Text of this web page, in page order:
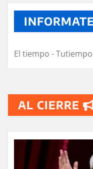
El tiempo -
AL CIERRE